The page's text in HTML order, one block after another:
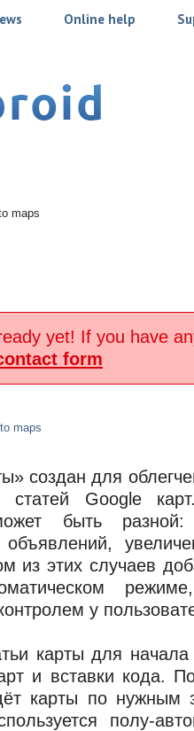
Online help
maps
yet! If you have
form
maps
создан для
Google
быть разной:
из этих случаев
у
карты для начала
и вставки кода.
карты по нужным
полу-